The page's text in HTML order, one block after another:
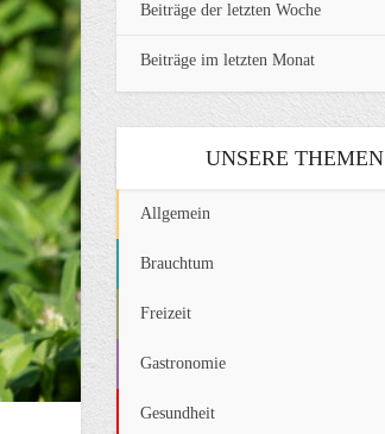
Beiträge der letzten Woche
Beiträge im letzten Monat
UNSERE THEMEN
Allgemein
Brauchtum
Freizeit
Gastronomie
Gesundheit